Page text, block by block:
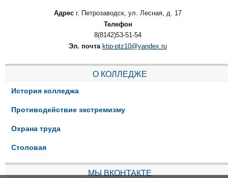
Адрес г. Петрозаводск, ул. Лесная, д. 17
Телефон
8(8142)53-51-54
Эл. почта ktip-ptz10@yandex.ru
О КОЛЛЕДЖЕ
История колледжа
Противодействие экстремизму
Охрана труда
Столовая
МЫ ВКОНТАКТЕ